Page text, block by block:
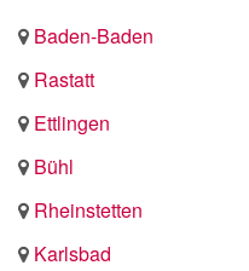
Baden-Baden
Rastatt
Ettlingen
Bühl
Rheinstetten
Karlsbad